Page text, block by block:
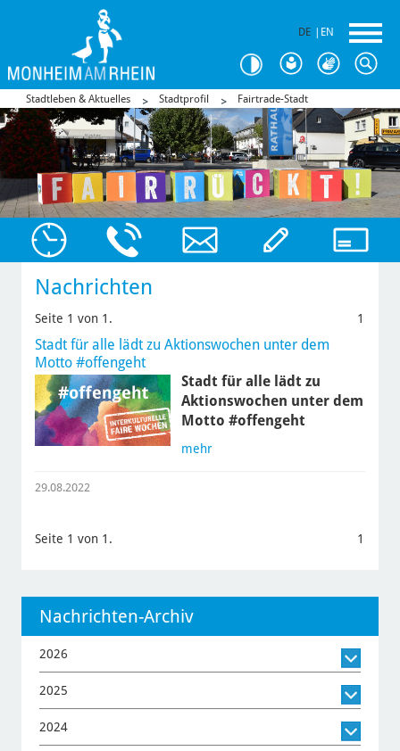
DE EN
Stadtleben & Aktuelles Stadtprofil Fairtrade-Stadt
Nachrichten
Seite 1 von 1. 1
Stadt für alle lädt zu Aktionswochen unter dem
Motto #offengeht
Stadt für alle lädt zu
Aktionswochen unter dem
Motto #offengeht
mehr
29.08.2022
Seite 1 von 1. 1
Nachrichten-Archiv
2026
2025
2024